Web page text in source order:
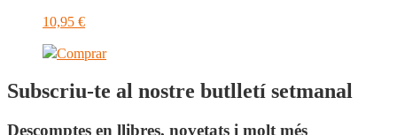
10,95 €
Comprar
Subscriu-te al nostre butlletí setmanal
Descomptes en llibres, novetats i molt més